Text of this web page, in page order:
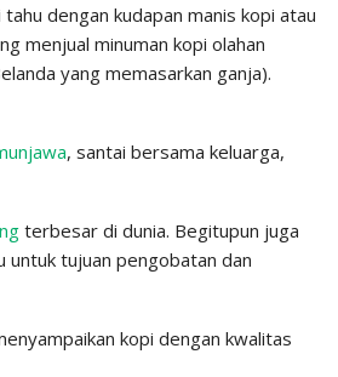
dengan kudapan manis kopi atau
menjual minuman kopi olahan
yang memasarkan ganja).
, santai bersama keluarga,
terbesar di dunia. Begitupun juga
untuk tujuan pengobatan dan
kopi dengan kwalitas